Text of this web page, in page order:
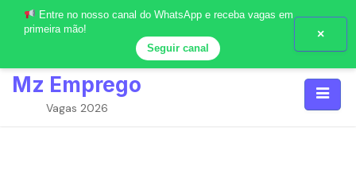
Entre no nosso canal do WhatsApp e receba vagas em
primeira mão!
Seguir canal
×
Skip
content
Mz Emprego
Vagas 2026